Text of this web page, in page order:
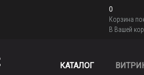
0
Корзина
В Вашей
КАТАЛОГ